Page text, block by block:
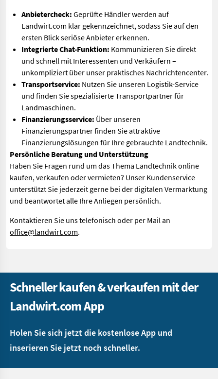
Anbietercheck: Geprüfte Händler werden auf
Landwirt.com klar gekennzeichnet, sodass Sie auf den
ersten Blick seriöse Anbieter erkennen.
Integrierte Chat-Funktion: Kommunizieren Sie direkt
und schnell mit Interessenten und Verkäufern –
unkompliziert über unser praktisches Nachrichtencenter.
Transportservice: Nutzen Sie unseren Logistik-Service
und finden Sie spezialisierte Transportpartner für
Landmaschinen.
Finanzierungsservice: Über unseren
Finanzierungspartner finden Sie attraktive
Finanzierungslösungen für Ihre gebrauchte Landtechnik.
Persönliche Beratung und Unterstützung
Haben Sie Fragen rund um das Thema Landtechnik online
kaufen, verkaufen oder vermieten? Unser Kundenservice
unterstützt Sie jederzeit gerne bei der digitalen Vermarktung
und beantwortet alle Ihre Anliegen persönlich.
Kontaktieren Sie uns telefonisch oder per Mail an
office@landwirt.com.
Schneller kaufen & verkaufen mit der
Landwirt.com App
Holen Sie sich jetzt die kostenlose App und
inserieren Sie jetzt noch schneller.